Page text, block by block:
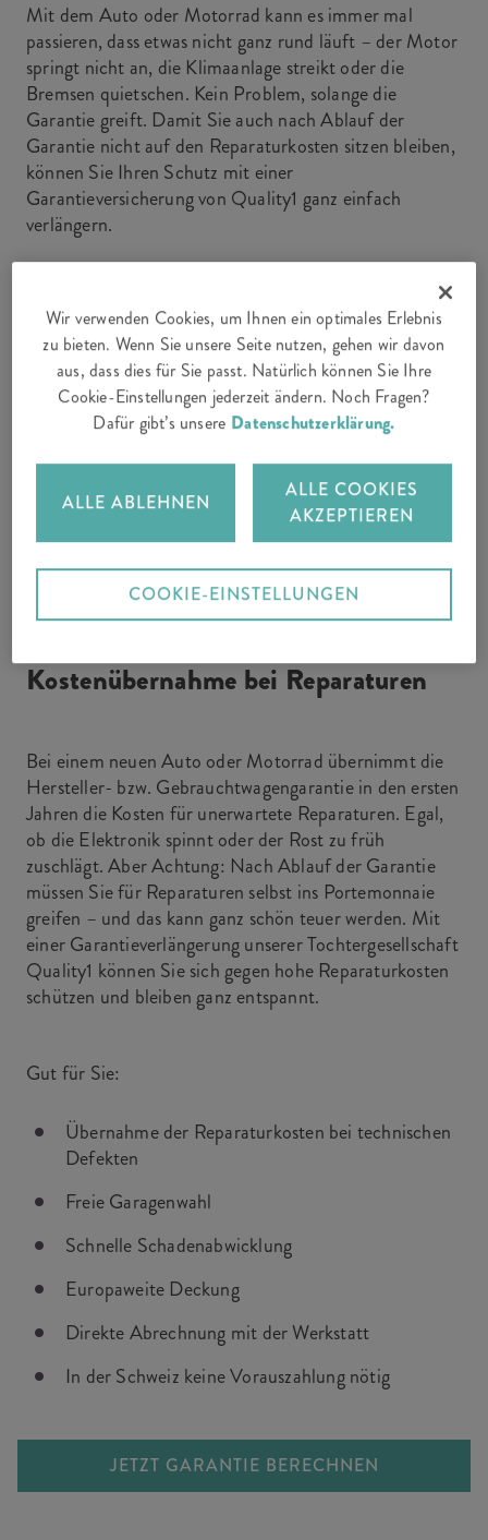
Mit dem Auto oder Motorrad kann es immer mal
passieren, dass etwas nicht ganz rund läuft – der Motor
springt nicht an, die Klimaanlage streikt oder die
Bremsen quietschen. Kein Problem, solange die
Garantie greift. Damit Sie auch nach Ablauf der
Garantie nicht auf den Reparaturkosten sitzen bleiben,
können Sie Ihren Schutz mit einer
Garantieversicherung von Quality1 ganz einfach
verlängern.
Langfristiger Schutz vor hohen Reparaturkosten
Volle Kostentransparenz und Planbarkeit
Einfach online abschliessbar
DAS IST DRIN
Kostenübernahme bei Reparaturen
Bei einem neuen Auto oder Motorrad übernimmt die
Hersteller- bzw. Gebrauchtwagengarantie in den ersten
Jahren die Kosten für unerwartete Reparaturen. Egal,
ob die Elektronik spinnt oder der Rost zu früh
zuschlägt. Aber Achtung: Nach Ablauf der Garantie
müssen Sie für Reparaturen selbst ins Portemonnaie
greifen – und das kann ganz schön teuer werden. Mit
einer Garantieverlängerung unserer Tochtergesellschaft
Quality1 können Sie sich gegen hohe Reparaturkosten
schützen und bleiben ganz entspannt.
Gut für Sie:
Übernahme der Reparaturkosten bei technischen
Defekten
Freie Garagenwahl
Schnelle Schadenabwicklung
Europaweite Deckung
Direkte Abrechnung mit der Werkstatt
In der Schweiz keine Vorauszahlung nötig
JETZT GARANTIE BERECHNEN
Wir verwenden Cookies, um Ihnen ein optimales Erlebnis
zu bieten. Wenn Sie unsere Seite nutzen, gehen wir davon
aus, dass dies für Sie passt. Natürlich können Sie Ihre
Cookie-Einstellungen jederzeit ändern. Noch Fragen?
Dafür gibt’s unsere Datenschutzerklärung.
ALLE ABLEHNEN
ALLE COOKIES
AKZEPTIEREN
COOKIE-EINSTELLUNGEN